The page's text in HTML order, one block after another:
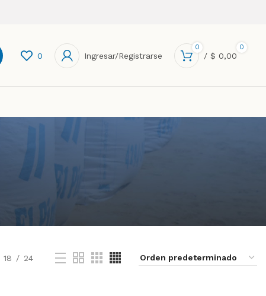
0 Ingresar/Registrarse
0 0
/ $ 0,00
18 24